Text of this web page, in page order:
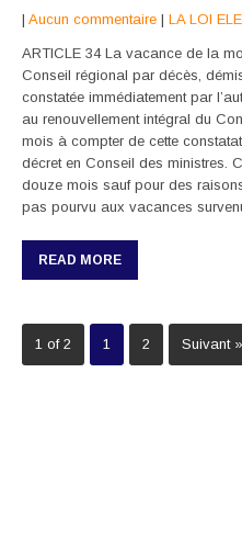
| Aucun commentaire | LA LOI
ARTICLE 34 La vacance de la
Conseil régional par décès,
constatée immédiatement par
au renouvellement intégral du
mois à compter de cette
décret en Conseil des ministres.
douze mois sauf pour des
pas pourvu aux vacances
READ MORE
1 of 2 1 2 Suivant »